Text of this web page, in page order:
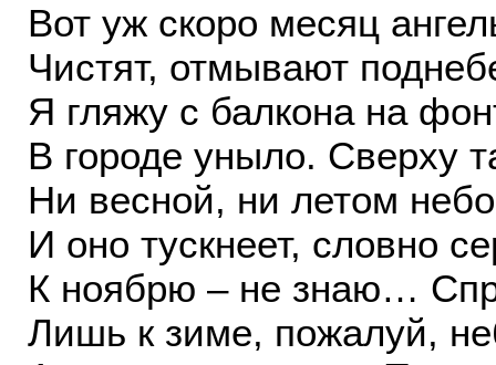
Вот уж скоро месяц
Чистят, отмывают
Я гляжу с балкона на
В городе уныло. Сверху
Ни весной, ни летом
И оно тускнеет, словно
К ноябрю – не знаю…
Лишь к зиме, пожалуй,